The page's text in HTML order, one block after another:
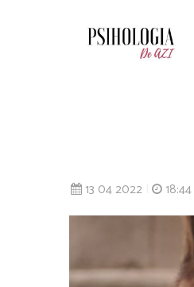
13 04 2022 18:44